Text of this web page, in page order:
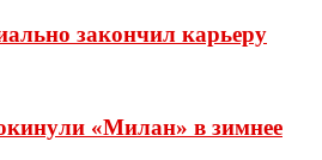
закончил карьеру
«Милан» в зимнее